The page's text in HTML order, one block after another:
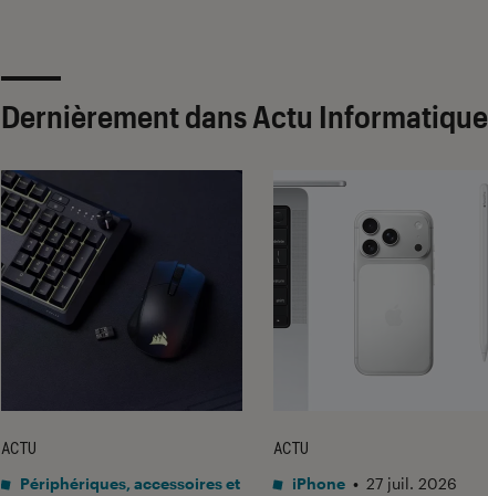
Dernièrement dans Actu Informatique
ACTU
Périphériques, accessoires et
ACTU
iPhone • 27 juil. 2026